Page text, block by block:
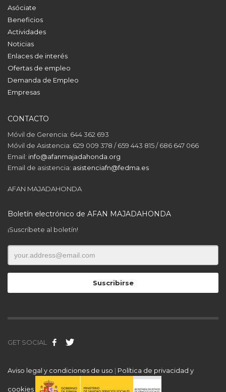
Asóciate
Beneficios
Actividades
Noticias
Enlaces de interés
Ofertas de empleo
Demanda de Empleo
Empresas
CONTACTO
Móvil de Gerencia: 644 362 693
Móvil de Asistencia: 629 009 378 / 659 443 815 / 686 647 066
Email: info@afanmajadahonda.org
Email de asistencia: asistenciafn@fedma.es
AFAN MAJADAHONDA
Boletín electrónico de AFAN MAJADAHONDA
¡Suscríbete al boletín!
GET SOCIAL
Aviso legal y condiciones de uso | Política de privacidad y
cookies